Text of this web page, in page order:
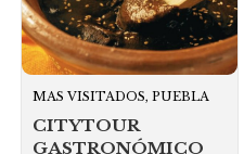
MAS VISITADOS, PUEBLA
CITYTOUR
GASTRONÓMICO